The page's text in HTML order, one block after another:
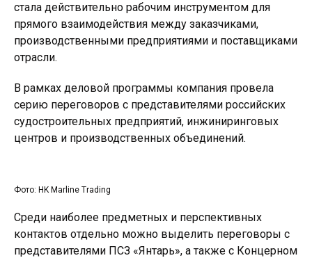
стала действительно рабочим инструментом для
прямого взаимодействия между заказчиками,
производственными предприятиями и поставщиками
отрасли.
В рамках деловой программы компания провела
серию переговоров с представителями российских
судостроительных предприятий, инжиниринговых
центров и производственных объединений.
Фото: HK Marline Trading
Среди наиболее предметных и перспективных
контактов отдельно можно выделить переговоры с
представителями ПСЗ «Янтарь», а также с Концерном